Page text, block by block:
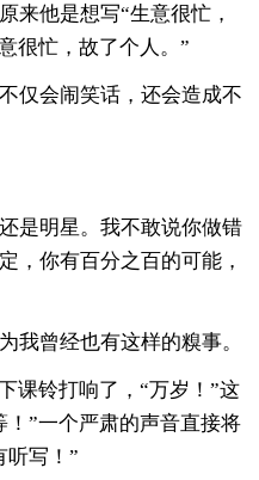
来他是想写“生意很忙，
很忙，故了个人。”
仅会闹笑话，还会造成不
是明星。我不敢说你做错
，你有百分之百的可能，
我曾经也有这样的糗事。
课铃打响了，“万岁！”这
”一个严肃的声音直接将
听写！”